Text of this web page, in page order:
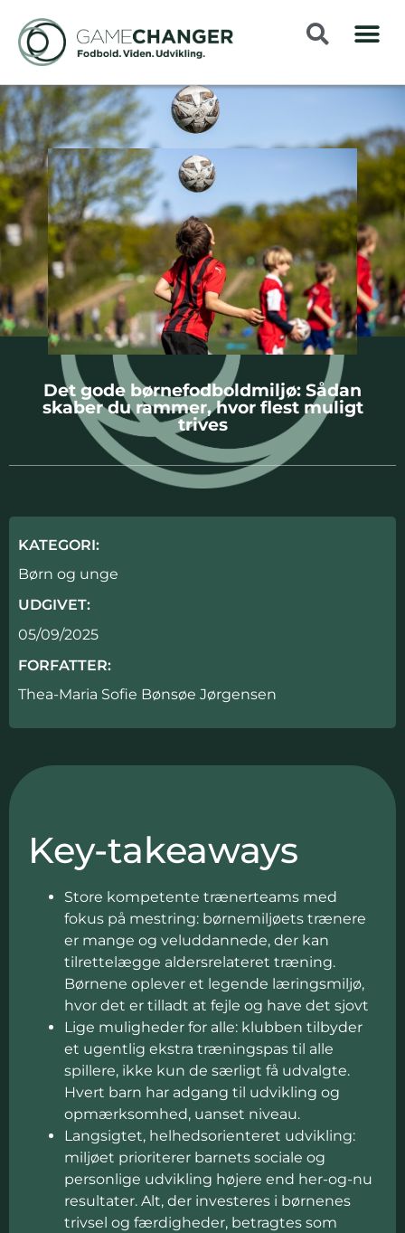
Det gode børnefodboldmiljø: Sådan
skaber du rammer, hvor flest muligt
trives
Key-takeaways
Store kompetente trænerteams med
fokus på mestring: børnemiljøets trænere
er mange og veluddannede, der kan
tilrettelægge aldersrelateret træning.
Børnene oplever et legende læringsmiljø,
hvor det er tilladt at fejle og have det sjovt
Lige muligheder for alle: klubben tilbyder
et ugentlig ekstra træningspas til alle
spillere, ikke kun de særligt få udvalgte.
Hvert barn har adgang til udvikling og
opmærksomhed, uanset niveau.
Langsigtet, helhedsorienteret udvikling:
miljøet prioriterer barnets sociale og
personlige udvikling højere end her-og-nu
resultater. Alt, der investeres i børnenes
trivsel og færdigheder, betragtes som
KATEGORI:
Børn og unge
UDGIVET:
05/09/2025
FORFATTER:
Thea-Maria Sofie Bønsøe Jørgensen